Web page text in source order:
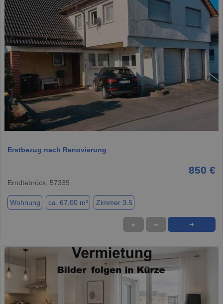
Erstbezug nach Renovierung
850 €
Erndtebrück, 57339
Wohnung ca. 67,00 m² Zimmer 3.5
★ ➦ ➜